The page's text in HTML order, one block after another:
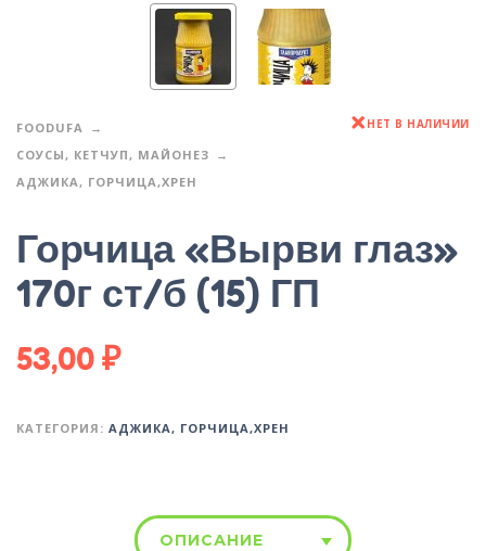
FOODUFA
СОУСЫ, КЕТЧУП, МАЙОНЕЗ
АДЖИКА, ГОРЧИЦА,ХРЕН
НЕТ В НАЛИЧИИ
Горчица «Вырви глаз»
170г ст/б (15) ГП
53,00₽
КАТЕГОРИЯ: АДЖИКА, ГОРЧИЦА,ХРЕН
ОПИСАНИЕ